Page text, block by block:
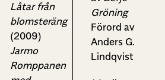
Låtar från
blomsteräng
(2009)
Jarmo
Romppanen
Gröning
Förord av
Anders G.
Lindqvist